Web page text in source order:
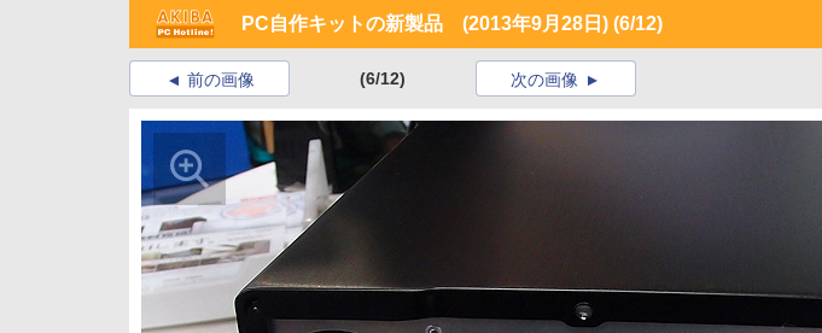
PC自作キットの新製品 (2013年9月28日) (6/12)
前の画像 (6/12) 次の画像